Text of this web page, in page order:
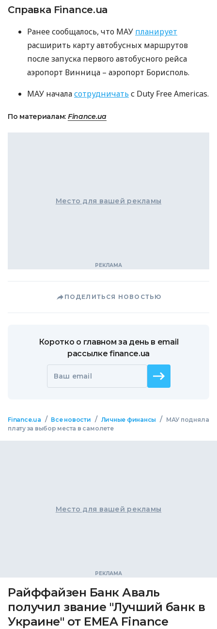
Справка Finance.ua
Ранее сообщалось, что МАУ планирует
расширить карту автобусных маршрутов
после запуска первого автобусного рейса
аэропорт Винница – аэропорт Борисполь.
МАУ началасотрудничать с Duty Free Americas.
По материалам: Finance.ua
Место для вашей рекламы
ПОДЕЛИТЬСЯ НОВОСТЬЮ
Коротко о главном за день в email
рассылке finance.ua
Ваш email
Finance.ua / Все новости / Личные финансы /
МАУ подняла
плату за выбор места в самолете
Место для вашей рекламы
Райффайзен Банк Аваль
получил звание "Лучший банк в
Украине" от EMEA Finance